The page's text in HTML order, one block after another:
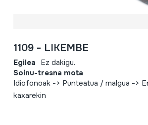
1109 - LIKEMBE
Egilea Ez dakigu.
Soinu-tresna mota
Idiofonoak -> Punteatua / malgua ->
kaxarekin